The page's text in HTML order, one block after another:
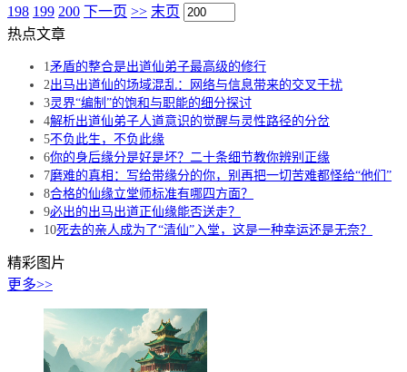
198 199 200 下一页 >> 末页
热点文章
1矛盾的整合是出道仙弟子最高级的修行
2出马出道仙的场域混乱：网络与信息带来的交叉干扰
3灵界“编制”的饱和与职能的细分探讨
4解析出道仙弟子人道意识的觉醒与灵性路径的分岔
5不负此生，不负此缘
6你的身后缘分是好是坏？二十条细节教你辨别正缘
7磨难的真相：写给带缘分的你，别再把一切苦难都怪给“他们”
8合格的仙缘立堂师标准有哪四方面？
9必出的出马出道正仙缘能否送走？
10死去的亲人成为了“清仙”入堂，这是一种幸运还是无奈？
精彩图片
更多>>